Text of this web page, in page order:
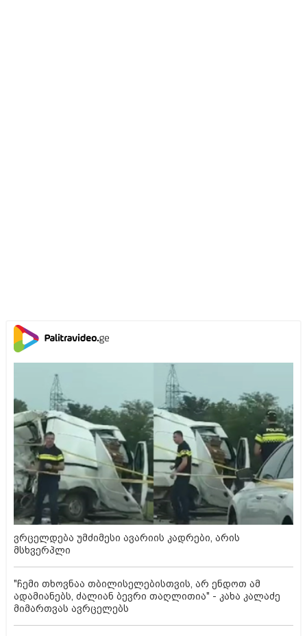
ვრცელდება უმძიმესი ავარიის კადრები, არის
მსხვერპლი
"ჩემი თხოვნაა თბილისელებისთვის, არ ენდოთ ამ
ადამიანებს, ძალიან ბევრი თაღლითია" - კახა კალაძე
მიმართვას ავრცელებს